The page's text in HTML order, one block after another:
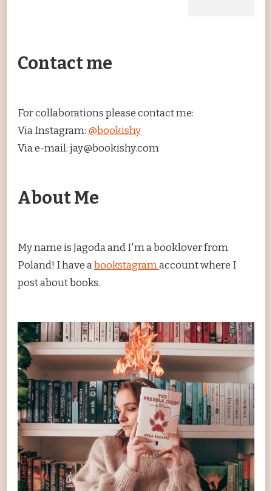
Contact me
For collaborations please contact me:
Via Instagram: @bookishy
Via e-mail: jay@bookishy.com
About Me
My name is Jagoda and I'm a booklover from
Poland! I have abookstagramaccount where I
post about books.